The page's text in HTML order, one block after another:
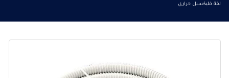
لفة فليكسبل حراري